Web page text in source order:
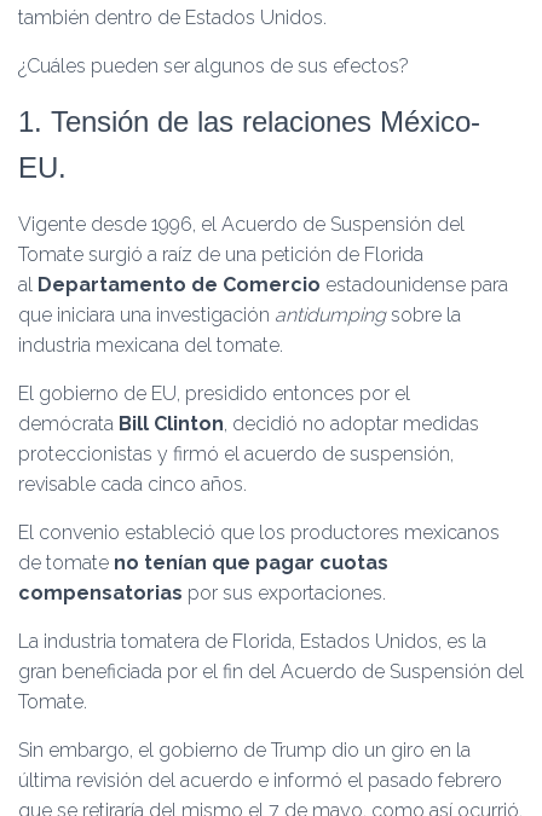
también dentro de Estados Unidos.
¿Cuáles pueden ser algunos de sus efectos?
1. Tensión de las relaciones México-
EU.
Vigente desde 1996, el Acuerdo de Suspensión del
Tomate surgió a raíz de una petición de Florida
al Departamento de Comercio estadounidense para
que iniciara una investigación antidumpingsobre la
industria mexicana del tomate.
El gobierno de EU, presidido entonces por el
demócrata Bill Clinton, decidió no adoptar medidas
proteccionistas y firmó el acuerdo de suspensión,
revisable cada cinco años.
El convenio estableció que los productores mexicanos
de tomate no tenían que pagar cuotas
compensatorias por sus exportaciones.
La industria tomatera de Florida, Estados Unidos, es la
gran beneficiada por el fin del Acuerdo de Suspensión del
Tomate.
Sin embargo, el gobierno de Trump dio un giro en la
última revisión del acuerdo e informó el pasado febrero
que se retiraría del mismo el 7 de mayo, como así ocurrió.